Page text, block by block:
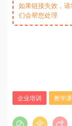
如果链接失效，
们会帮您处理
企业培训 教学